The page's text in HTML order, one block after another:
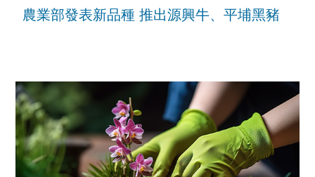
農業部發表新品種 推出源興牛、平埔黑豬